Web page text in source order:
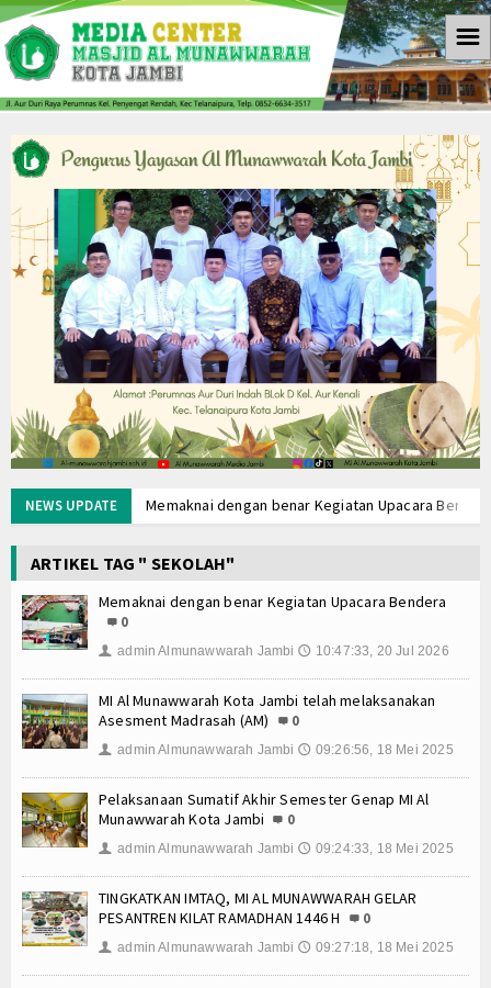
Informasi
Berita
Download
Galleri
Galleri Photo
Koleksi Video
Agenda
Kontak Kami
☰
NEWS UPDATE
Memaknai dengan benar Kegiatan Upacara
Memanfaatkan Waktu Liburan dengan Kegiatan
Wisuda Tahfidz Angkatan V dan Tasyakuran Milad
Malam 1 Muharram di Masjid Al Munawwarah:
Wisuda Tahfizh dan Pelepasan Siswa Kelas 6
MI dan MTs Al Munawwarah Meriahkan Pawai MTQ
Memaknai dengan benar Kegiatan Upacara
Memanfaatkan Waktu Liburan dengan Kegiatan
Wisuda Tahfidz Angkatan V dan Tasyakuran Milad
Malam 1 Muharram di Masjid Al Munawwarah:
MI Al Munawwarah bersinergi dalam program
Wisuda Tahfizh dan Pelepasan Siswa Kelas 6
Workshop Implementasi KBC Guru MI Al
MI dan MTs Al Munawwarah Meriahkan Pawai MTQ
Memaknai dengan benar Kegiatan Upacara
ARTIKEL TAG " SEKOLAH"
Memaknai dengan benar Kegiatan Upacara Bendera
0
👤 admin Almunawwarah Jambi 🕔 10:47:33, 20 Jul 2026
MI Al Munawwarah Kota Jambi telah melaksanakan
Asesment Madrasah (AM)
0
👤 admin Almunawwarah Jambi 🕔 09:26:56, 18 Mei 2025
Pelaksanaan Sumatif Akhir Semester Genap MI Al
Munawwarah Kota Jambi
0
👤 admin Almunawwarah Jambi 🕔 09:24:33, 18 Mei 2025
TINGKATKAN IMTAQ, MI AL MUNAWWARAH GELAR
PESANTREN KILAT RAMADHAN 1446 H
0
👤 admin Almunawwarah Jambi 🕔 09:27:18, 18 Mei 2025